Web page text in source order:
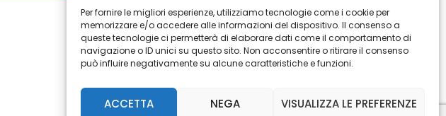
Per fornire le migliori esperienze, utilizziamo tecnologie come i cookie per
memorizzare e/o accedere alle informazioni del dispositivo. Il consenso a
queste tecnologie ci permetterà di elaborare dati come il comportamento di
navigazione o ID unici su questo sito. Non acconsentire o ritirare il consenso
può influire negativamente su alcune caratteristiche e funzioni.
ACCETTA NEGA VISUALIZZA LE PREFERENZE